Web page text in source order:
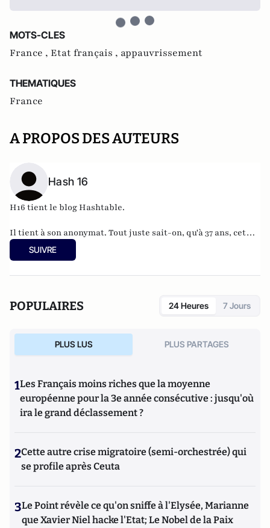
MOTS-CLES
France , Etat français , appauvrissement
THEMATIQUES
France
A PROPOS DES AUTEURS
Hash 16
H16 tient le blogHashtable.
Il tient à son anonymat. Tout juste sait-on, qu'à 37 ans, cet
informaticien à l'humour acerbe habite en Belgique et
travaille pour"une grosse boutique qui produit, gère et
SUIVRE
POPULAIRES 24 Heures 7 Jours
PLUS LUS PLUS PARTAGES
1Les Français moins riches que la moyenne
européenne pour la 3e année consécutive : jusqu'où
ira le grand déclassement ?
2Cette autre crise migratoire (semi-orchestrée) qui
se profile après Ceuta
3Le Point révèle ce qu'on sniffe à l'Elysée, Marianne
que Xavier Niel hacke l'Etat; Le Nobel de la Paix